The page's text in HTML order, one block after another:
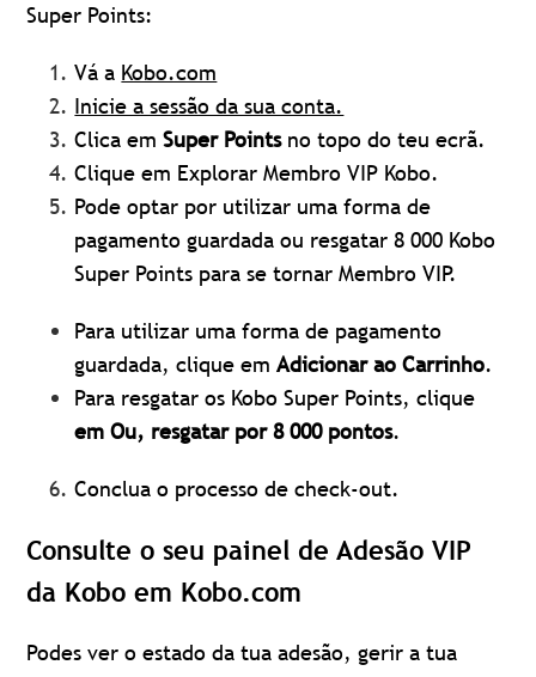
Super Points:
Vá a Kobo.com
Inicie a sessão da sua conta.
Clica emSuper Pointsno topo do teu ecrã.
Clique em Explorar Membro VIP Kobo.
Pode optar por utilizar uma forma de
pagamento guardada ou resgatar 8 000 Kobo
Super Points para se tornar Membro VIP.
Para utilizar uma forma de pagamento
guardada, clique emAdicionar ao Carrinho.
Para resgatar os Kobo Super Points, clique
em Ou, resgatar por 8 000 pontos.
Conclua o processo de check-out.
Consulte o seu painel de Adesão VIP
da Kobo em Kobo.com
Podes ver o estado da tua adesão, gerir a tua